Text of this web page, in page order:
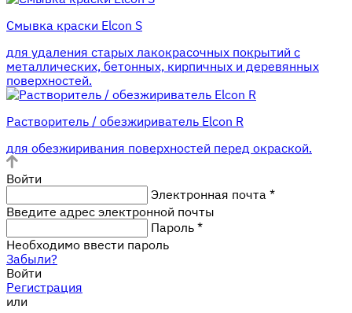
Смывка краски Elcon S
для удаления старых лакокрасочных покрытий с
металлических, бетонных, кирпичных и деревянных
поверхностей.
Растворитель / обезжириватель Elcon R
для обезжиривания поверхностей перед окраской.
Войти
Электронная почта *
Введите адрес электронной почты
Пароль *
Необходимо ввести пароль
Забыли?
Войти
Регистрация
или